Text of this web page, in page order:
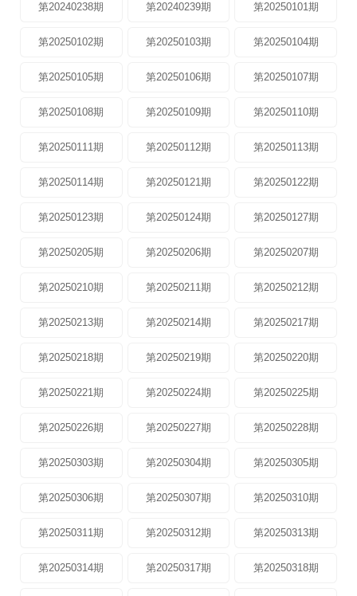
第20240238期 第20240239期 第20250101期
第20250102期 第20250103期 第20250104期
第20250105期 第20250106期 第20250107期
第20250108期 第20250109期 第20250110期
第20250111期 第20250112期 第20250113期
第20250114期 第20250121期 第20250122期
第20250123期 第20250124期 第20250127期
第20250205期 第20250206期 第20250207期
第20250210期 第20250211期 第20250212期
第20250213期 第20250214期 第20250217期
第20250218期 第20250219期 第20250220期
第20250221期 第20250224期 第20250225期
第20250226期 第20250227期 第20250228期
第20250303期 第20250304期 第20250305期
第20250306期 第20250307期 第20250310期
第20250311期 第20250312期 第20250313期
第20250314期 第20250317期 第20250318期